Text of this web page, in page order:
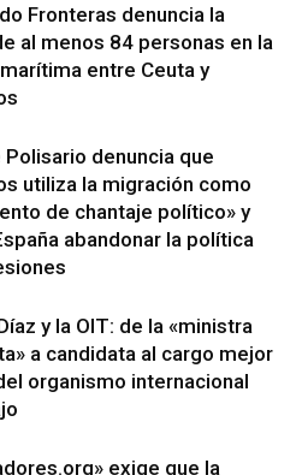
Fronteras denuncia la
al menos 84 personas en la
entre Ceuta y
Polisario denuncia que
utiliza la migración como
de chantaje político» y
abandonar la política
y la OIT: de la «ministra
a candidata al cargo mejor
organismo internacional
exige que la